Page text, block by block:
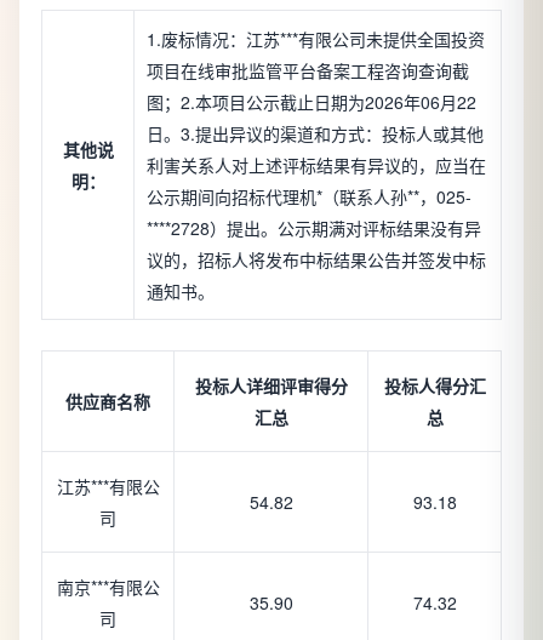
其他说
明：
1.废标情况：江苏***有限公司未提供全国投资
项目在线审批监管平台备案工程咨询查询截
图；2.本项目公示截止日期为2026年06月22
日。3.提出异议的渠道和方式：投标人或其他
利害关系人对上述评标结果有异议的，应当在
公示期间向招标代理机*（联系人孙**，025-
****2728）提出。公示期满对评标结果没有异
议的，招标人将发布中标结果公告并签发中标
通知书。
供应商名称
投标人详细评审得分
汇总
投标人得分汇
总
江苏***有限公
司
54.82 93.18
南京***有限公
司
35.90 74.32